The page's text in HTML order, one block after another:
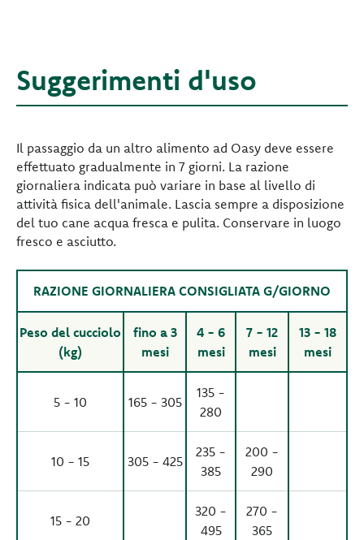
Suggerimenti d'uso
Il passaggio da un altro alimento ad Oasy deve essere
effettuato gradualmente in 7 giorni. La razione
giornaliera indicata può variare in base al livello di
attività fisica dell'animale. Lascia sempre a disposizione
del tuo cane acqua fresca e pulita. Conservare in luogo
fresco e asciutto.
RAZIONE GIORNALIERA CONSIGLIATA G/GIORNO
Peso del cucciolo
(kg)
fino a 3
mesi
4 - 6
mesi
7 - 12
mesi
13 - 18
mesi
5 - 10 165 - 305
135 -
280
10 - 15 305 - 425
235 -
385
200 -
290
15 - 20
320 -
495
270 -
365